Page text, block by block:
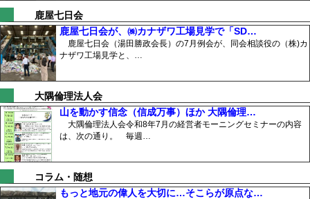
鹿屋七日会
鹿屋七日会が、㈱カナザワ工場見学で「SD…
鹿屋七日会（湯田勝政会長）の7月例会が、同会相談役の（株)カ
ナザワ工場見学と、…
大隅倫理法人会
山を動かす信念（信成万事）ほか 大隅倫理…
大隅倫理法人会令和8年7月の経営者モーニングセミナーの内容
は、次の通り。 毎週…
コラム・随想
もっと地元の偉人を大切に…そこらが原点な…